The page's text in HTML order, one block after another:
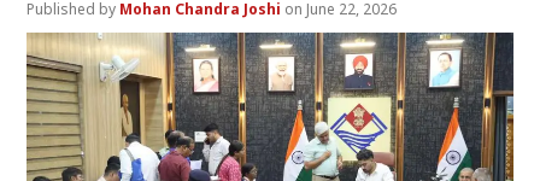
Mohan Chandra Joshi June 22, 2026